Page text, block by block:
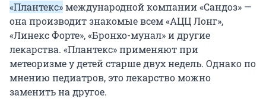
«Плантекс»международной компании «Сандоз» —
она производит знакомые всем «АЦЦ Лонг»,
«Линекс Форте», «Бронхо-мунал» и другие
лекарства. «Плантекс» применяют при
метеоризме у детей старше двух недель. Однако по
мнению педиатров, это лекарство можно
заменить на другое.